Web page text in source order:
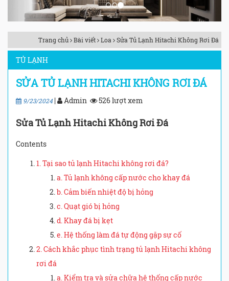
Trang chủ Bài viết Loa Sửa Tủ Lạnh Hitachi Không Rơi Đá
TỦ LẠNH
SỬA TỦ LẠNH HITACHI KHÔNG RƠI ĐÁ
9/23/2024| Admin 526 lượt xem
Sửa Tủ Lạnh Hitachi Không Rơi Đá
Contents
1. Tại sao tủ lạnh Hitachi không rơi đá?
a. Tủ lạnh không cấp nước cho khay đá
b. Cảm biến nhiệt độ bị hỏng
c. Quạt gió bị hỏng
d. Khay đá bị kẹt
e. Hệ thống làm đá tự động gặp sự cố
2. Cách khắc phục tình trạng tủ lạnh Hitachi không
rơi đá
a. Kiểm tra và sửa chữa hệ thống cấp nước